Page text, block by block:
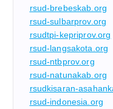
rsud-brebeskab.org
rsud-sulbarprov.org
rsudtpi-kepriprov.org
rsud-langsakota.org
rsud-ntbprov.org
rsud-natunakab.org
rsudkisaran-
rsud-indonesia.org